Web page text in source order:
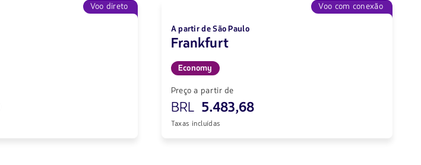
Voo direto
Voo com conexão
A partir de São Paulo
Frankfurt
Economy
Preço a partir de
BRL 5.483,68
Taxas incluídas